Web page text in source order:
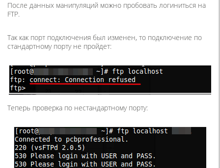
После данных манипуляций можно пробовать логиниться на
FTP.
Так как порт подключения был изменен, то подключение по
стандартному порту не пройдет:
Теперь проверка по нестандартному порту: